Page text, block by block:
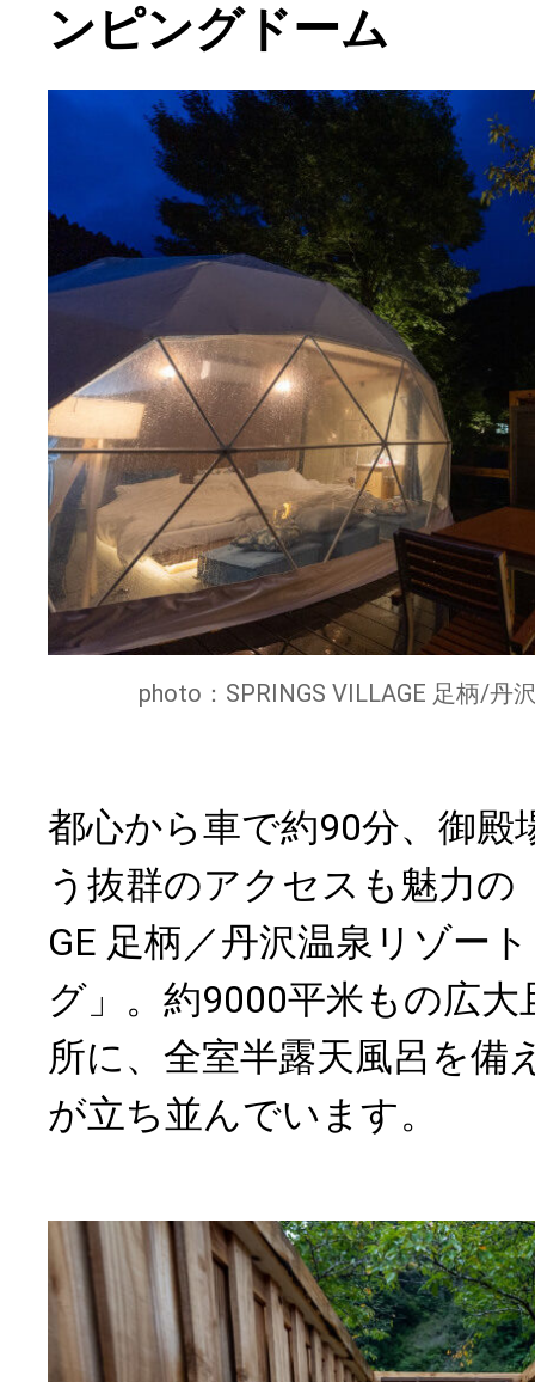
ンピングドーム
photo：SPRINGS VILLAGE 足柄/丹
都心から車で約90分、御殿
う抜群のアクセスも魅力の
GE 足柄／丹沢温泉リゾー
グ」。約9000平米もの広
所に、全室半露天風呂を備
が立ち並んでいます。